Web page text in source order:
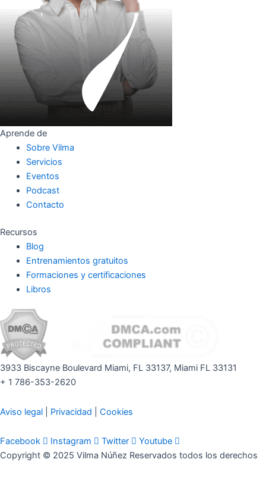
Aprende de
Sobre Vilma
Servicios
Eventos
Podcast
Contacto
Recursos
Blog
Entrenamientos gratuitos
Formaciones y certificaciones
Libros
3933 Biscayne Boulevard Miami, FL 33137, Miami FL 33131
+ 1 786-353-2620
Aviso legal Privacidad Cookies
Facebook Instagram Twitter
Youtube
Copyright © 2025 Vilma Núñez Reservados todos los derechos